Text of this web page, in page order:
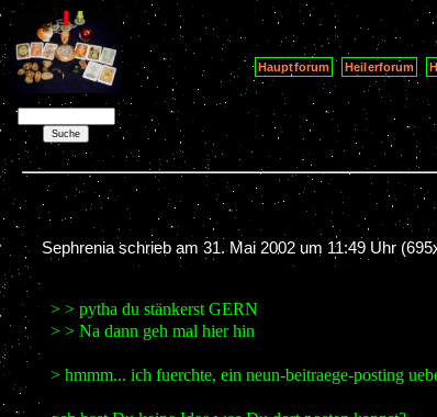
Hauptforum Heilerforum
Sephrenia schrieb am31. Mai 2002 um 11:49 Uhr
> > pytha du stänkerst GERN
> > Na dann geh mal hier hin
> hmmm... ich fuerchte, ein neun-beitraege-posting